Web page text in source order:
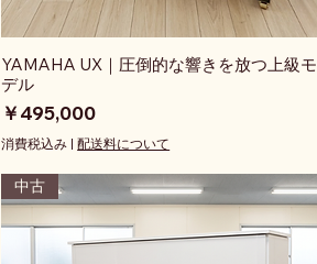
YAMAHA UX｜圧倒的な響きを放つ上級モ
デル
価格
￥495,000
消費税込み |配送料について
中古